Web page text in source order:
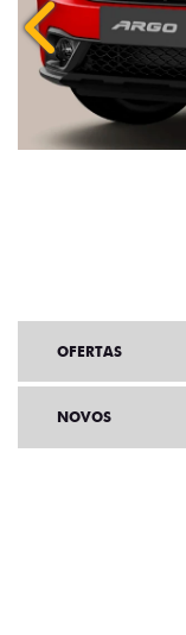
Anterior
OFERTAS
NOVOS